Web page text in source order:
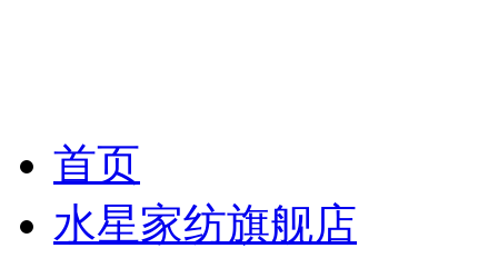
首页
水星家纺旗舰店